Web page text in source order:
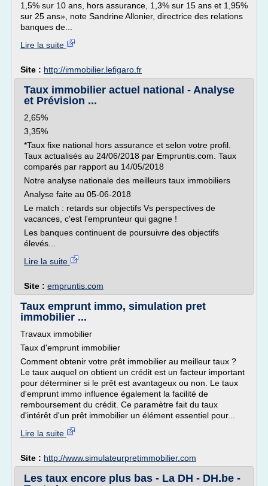
1,5% sur 10 ans, hors assurance, 1,3% sur 15 ans et 1,95%
sur 25 ans», note Sandrine Allonier, directrice des relations
banques de...
Lire la suite
Site : http://immobilier.lefigaro.fr
Taux immobilier actuel national - Analyse
et Prévision ...
2,65%
3,35%
*Taux fixe national hors assurance et selon votre profil.
Taux actualisés au 24/06/2018 par Empruntis.com. Taux
comparés par rapport au 14/05/2018
Notre analyse nationale des meilleurs taux immobiliers
Analyse faite au 05-06-2018
Le match : retards sur objectifs Vs perspectives de
vacances, c'est l'emprunteur qui gagne !
Les banques continuent de poursuivre des objectifs
élevés...
Lire la suite
Site : empruntis.com
Taux emprunt immo, simulation pret
immobilier ...
Travaux immobilier
Taux d'emprunt immobilier
Comment obtenir votre prêt immobilier au meilleur taux ?
Le taux auquel on obtient un crédit est un facteur important
pour déterminer si le prêt est avantageux ou non. Le taux
d'emprunt immo influence également la facilité de
remboursement du crédit. Ce paramètre fait du taux
d'intérêt d'un prêt immobilier un élément essentiel pour...
Lire la suite
Site : http://www.simulateurpretimmobilier.com
Les taux encore plus bas - La DH - DH.be -